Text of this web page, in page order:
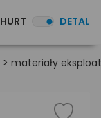
HURT DETAL
> materiały